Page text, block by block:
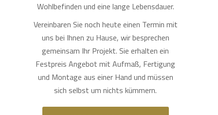
Wohlbefinden und eine lange Lebensdauer.
Vereinbaren Sie noch heute einen Termin mit
uns bei Ihnen zu Hause, wir besprechen
gemeinsam Ihr Projekt. Sie erhalten ein
Festpreis Angebot mit Aufmaß, Fertigung
und Montage aus einer Hand und müssen
sich selbst um nichts kümmern.